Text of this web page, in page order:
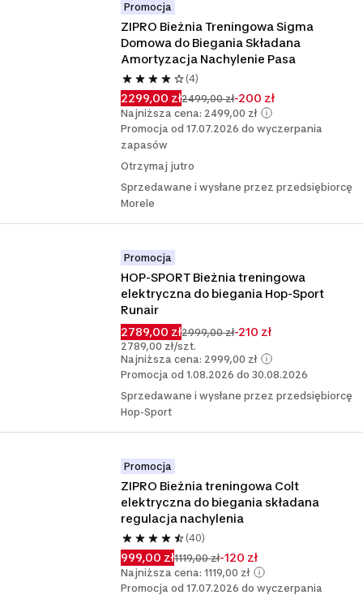
Promocja
ZIPRO Bieżnia Treningowa Sigma
Domowa do Biegania Składana
Amortyzacja Nachylenie Pasa
(4)
2299,00 zł2499,00 zł-200 zł
Najniższa cena: 2499,00 zł
Promocja od 17.07.2026 do wyczerpania
zapasów
Otrzymaj jutro
Sprzedawane i wysłane przez przedsiębiorcę
Morele
Promocja
HOP-SPORT Bieżnia treningowa
elektryczna do biegania Hop-Sport
Runair
2789,00 zł2999,00 zł-210 zł
2789,00 zł/szt.
Najniższa cena: 2999,00 zł
Promocja od 1.08.2026 do 30.08.2026
Sprzedawane i wysłane przez przedsiębiorcę
Hop-Sport
Promocja
ZIPRO Bieżnia treningowa Colt
elektryczna do biegania składana
regulacja nachylenia
(40)
999,00 zł1119,00 zł-120 zł
Najniższa cena: 1119,00 zł
Promocja od 17.07.2026 do wyczerpania